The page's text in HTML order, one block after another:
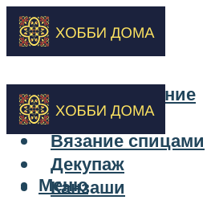
Бисероплетение
Вышивка
Вязание спицами
Декупаж
Канзаши
Меню